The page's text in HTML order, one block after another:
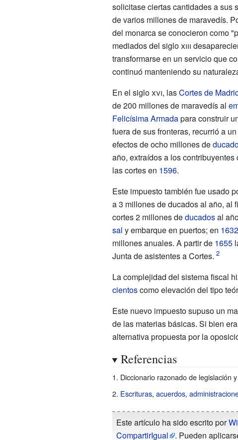
solicitase ciertas cantidades a sus
de varios millones de maravedís.
del monarca se conocieron como
mediados del sigloxiii
transformarse en un servicio que
continuó manteniendo su
En el sigloxvi, lasCortes de
de 200 millones de maravedís al
Felicísima Armadapara construir
fuera de sus fronteras, recurrió a
efectos de ocho millones de
año, extraídos a los
las cortes en 1596.
Este impuesto también fue usado
a 3 millones de ducados al año, al
cortes 2 millones deducadosal
sal y embarque en puertos; en 1632
millones anuales. A partir de 1655
Junta de asistentes a Cortes.
La complejidad del sistema fiscal
cientoscomo elevación del tipo
Este nuevo impuesto supuso un
de las materias básicas. Si bien
alternativa propuesta por la
Referencias
Diccionario razonado de legislación
Escrituras, acuerdos,
Este artículo ha sido escrito por
CompartirIgual . Pueden